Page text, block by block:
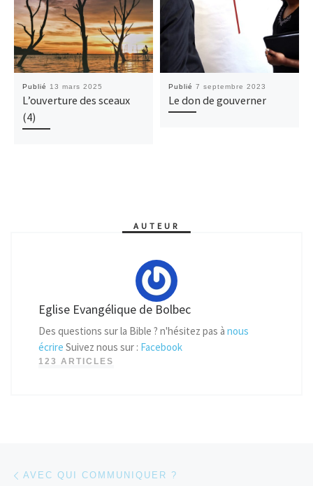
Publié 13 mars 2025
L’ouverture des sceaux
(4)
Publié 7 septembre 2023
Le don de gouverner
AUTEUR
Eglise Evangélique de Bolbec
Des questions sur la Bible ? n'hésitez pas à nous
écrire Suivez nous sur : Facebook
123 ARTICLES
Parcourir les articles
AVEC QUI COMMUNIQUER ?